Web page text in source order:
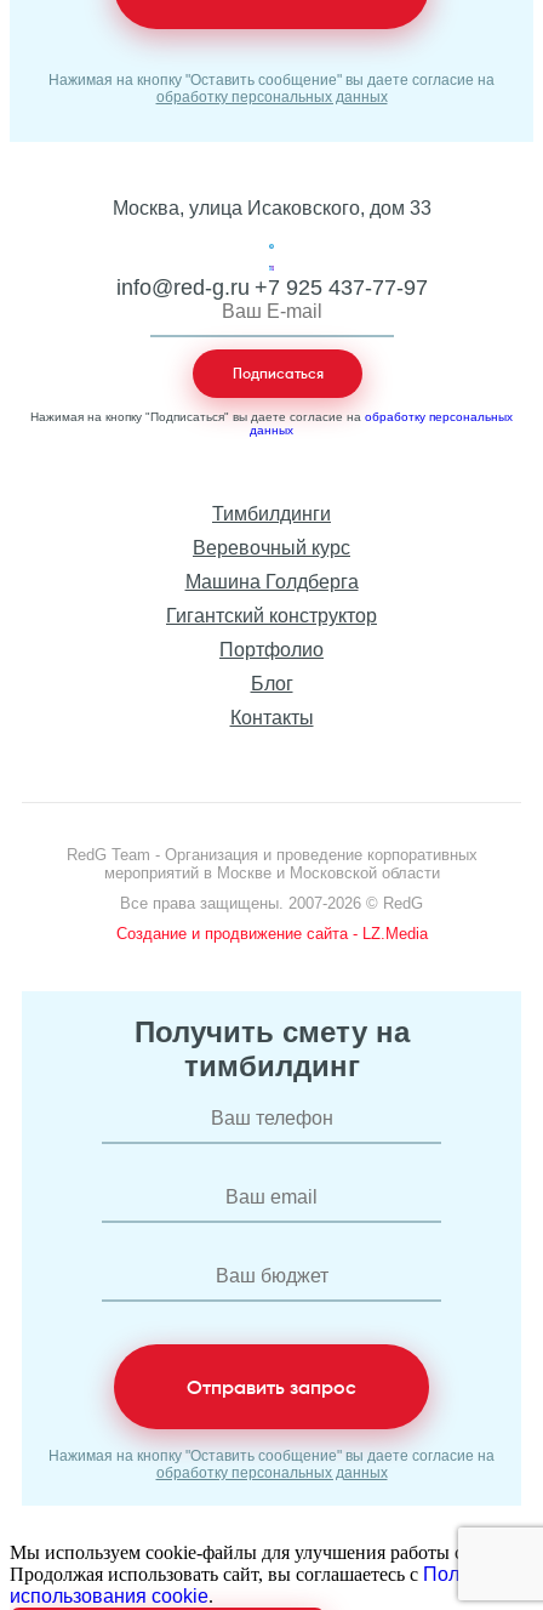
Нажимая на кнопку "Оставить сообщение" вы даете согласие на
обработку персональных данных
Москва, улица Исаковского, дом 33
info@red-g.ru +7 925 437-77-97
Нажимая на кнопку "Подписаться" вы даете согласие на обработку персональных
данных
Тимбилдинги
Веревочный курс
Машина Голдберга
Гигантский конструктор
Портфолио
Блог
Контакты
RedG Team - Организация и проведение корпоративных
мероприятий в Москве и Московской области
Все права защищены. 2007-2026 © RedG
Создание и продвижение сайта - LZ.Media
+
Получить смету на
тимбилдинг
Отправить запрос
Нажимая на кнопку "Оставить сообщение" вы даете согласие на
обработку персональных данных
Мы используем cookie-файлы для улучшения работы сайта.
Продолжая использовать сайт, вы соглашаетесь с Политикой
использования cookie.